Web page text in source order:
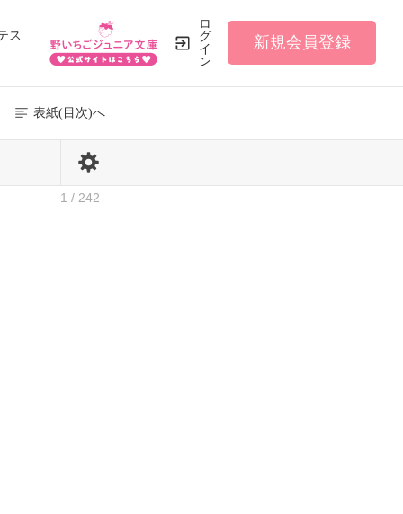
ス
ロ
グ
イ
ン
新規会員登録
表紙(目次)へ
1 / 242